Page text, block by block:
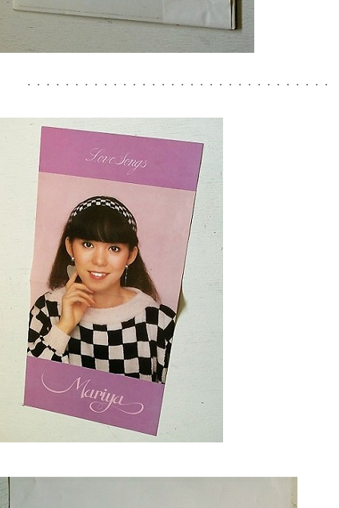
・・・・・・・・・・・・・・・・・・・・・・・・・・・・・・・・